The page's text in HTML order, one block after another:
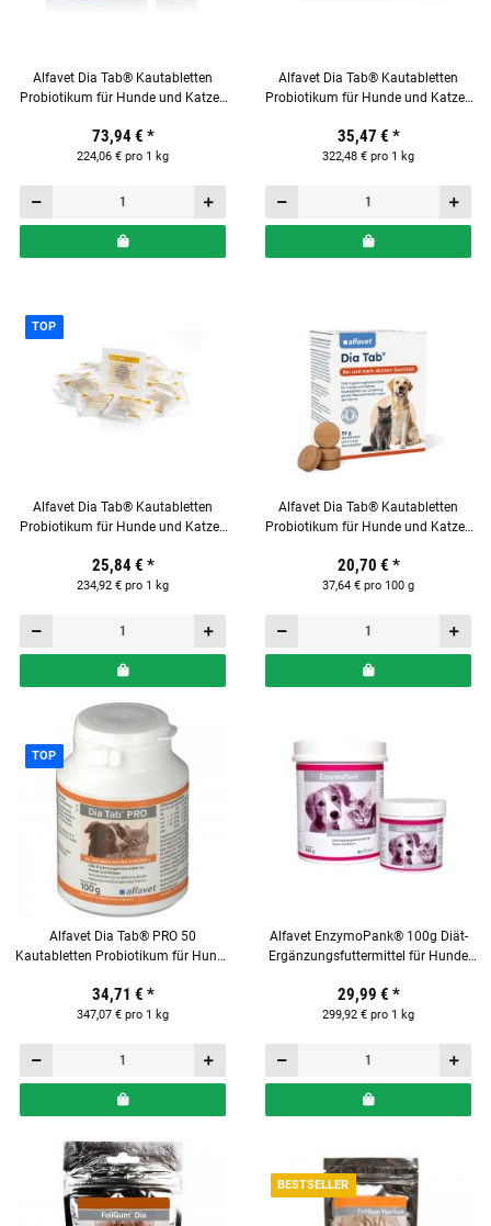
Alfavet Dia Tab® Kautabletten
Probiotikum für Hunde und Katzen
73,94 € *
224,06 € pro 1 kg
Alfavet Dia Tab® Kautabletten
Probiotikum für Hunde und Katzen
Tabletten
35,47 € *
322,48 € pro 1 kg
TOP
Alfavet Dia Tab® Kautabletten
Probiotikum für Hunde und Katzen
5,5 g Tabletten
25,84 € *
234,92 € pro 1 kg
Alfavet Dia Tab® Kautabletten
Probiotikum für Hunde und Katzen
20,70 € *
37,64 € pro 100 g
TOP
Alfavet Dia Tab® PRO 50
Kautabletten Probiotikum für Hunde
34,71 € *
347,07 € pro 1 kg
Alfavet EnzymoPank® 100g Diät-
Ergänzungsfuttermittel für Hunde
29,99 € *
299,92 € pro 1 kg
BESTSELLER